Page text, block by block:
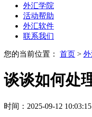
外汇学院
活动帮助
外汇软件
联系我们
您的当前位置： 首页 >
谈谈如何处
时间：2025-09-12 10:03:15